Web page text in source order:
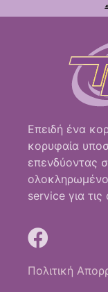
Επειδή ένα
κορυφαία
επενδύοντας
ολοκληρωμένο
service για τις
Πολιτική